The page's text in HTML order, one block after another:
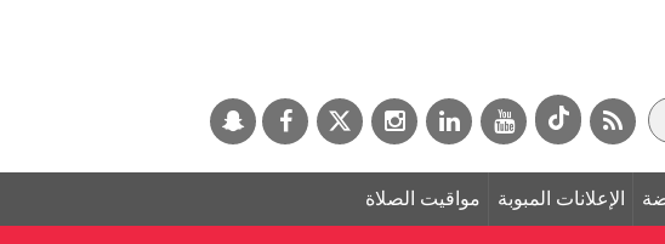
الإعلانات المبوبة مواقيت الصلاة